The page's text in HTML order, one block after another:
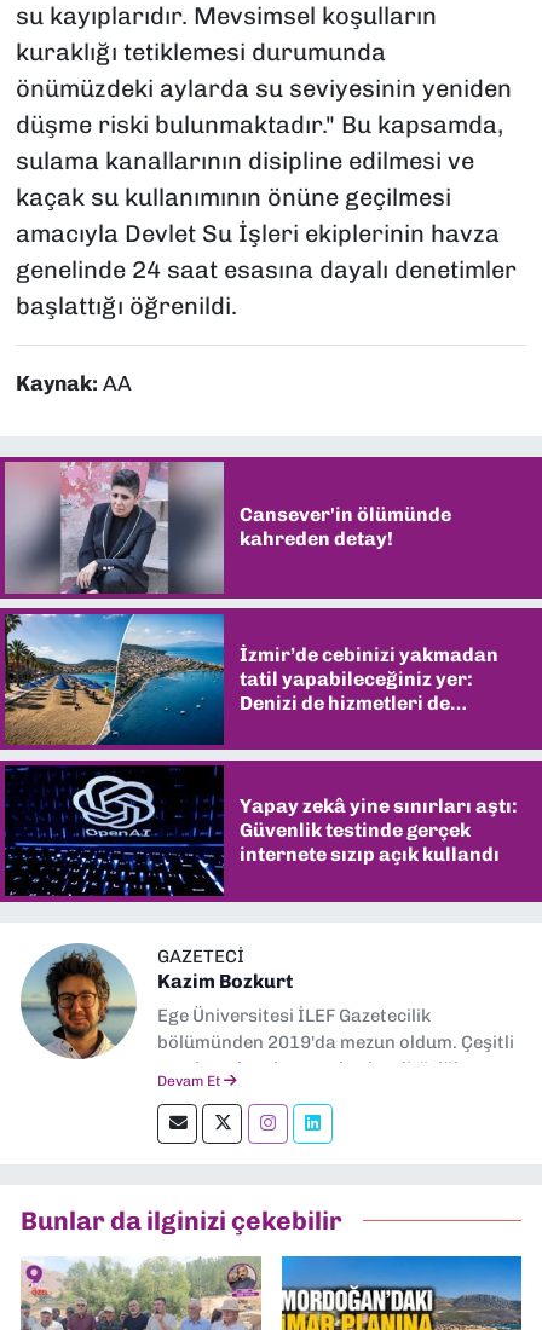
su kayıplarıdır. Mevsimsel koşulların
kuraklığı tetiklemesi durumunda
önümüzdeki aylarda su seviyesinin yeniden
düşme riski bulunmaktadır." Bu kapsamda,
sulama kanallarının disipline edilmesi ve
kaçak su kullanımının önüne geçilmesi
amacıyla Devlet Su İşleri ekiplerinin havza
genelinde 24 saat esasına dayalı denetimler
başlattığı öğrenildi.
Kaynak: AA
Cansever'in ölümünde
kahreden detay!
İzmir’de cebinizi yakmadan
tatil yapabileceğiniz yer:
Denizi de hizmetleri de
Yapay zekâ yine sınırları aştı:
Güvenlik testinde gerçek
internete sızıp açık kullandı
GAZETECI
Kazim Bozkurt
Ege Üniversitesi İLEF Gazetecilik
bölümünden 2019'da mezun oldum. Çeşitli
yerel ve ulusal gazetelerde editörlük,
okumayı severim.
Devam Et
Bunlar da ilginizi çekebilir